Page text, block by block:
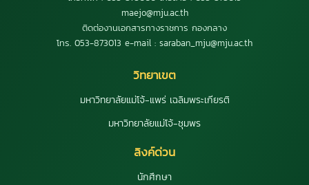
maejo@mju.ac.th
ติดต่องานเอกสารทางราชการ กองกลาง
โทร. 053-873013 e-mail : saraban_mju@mju.ac.th
วิทยาเขต
มหาวิทยาลัยแม่โจ้-แพร่ เฉลิมพระเกียรติ
มหาวิทยาลัยแม่โจ้-ชุมพร
ลิงค์ด่วน
นักศึกษา